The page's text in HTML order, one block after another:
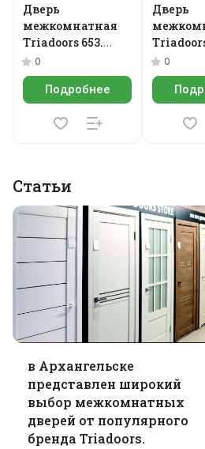
Дверь
межкомнатная
Triadoors 653.
Future
0
Подробнее
Дверь
Future
0
Статьи
в Архангельске
представлен широкий
выбор межкомнатных
дверей от популярного
бренда Triadoors.